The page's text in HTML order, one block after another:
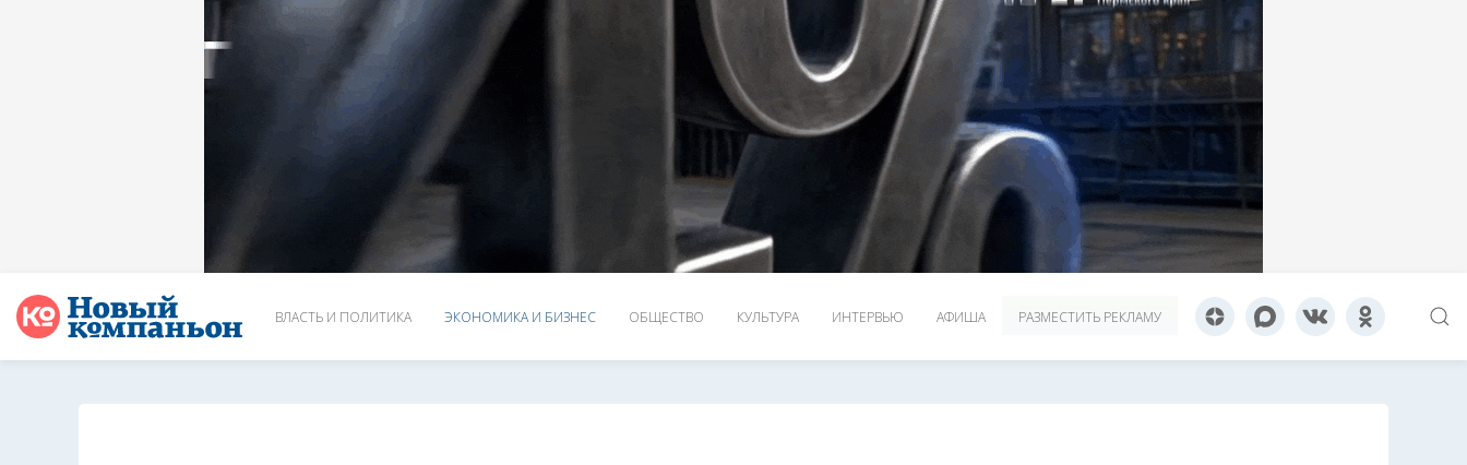
ВЛАСТЬ И ПОЛИТИКА ЭКОНОМИКА И БИЗНЕС ОБЩЕСТВО КУЛЬТУРА ИНТЕРВЬЮ АФИША РАЗМЕСТИТЬ РЕКЛАМУ